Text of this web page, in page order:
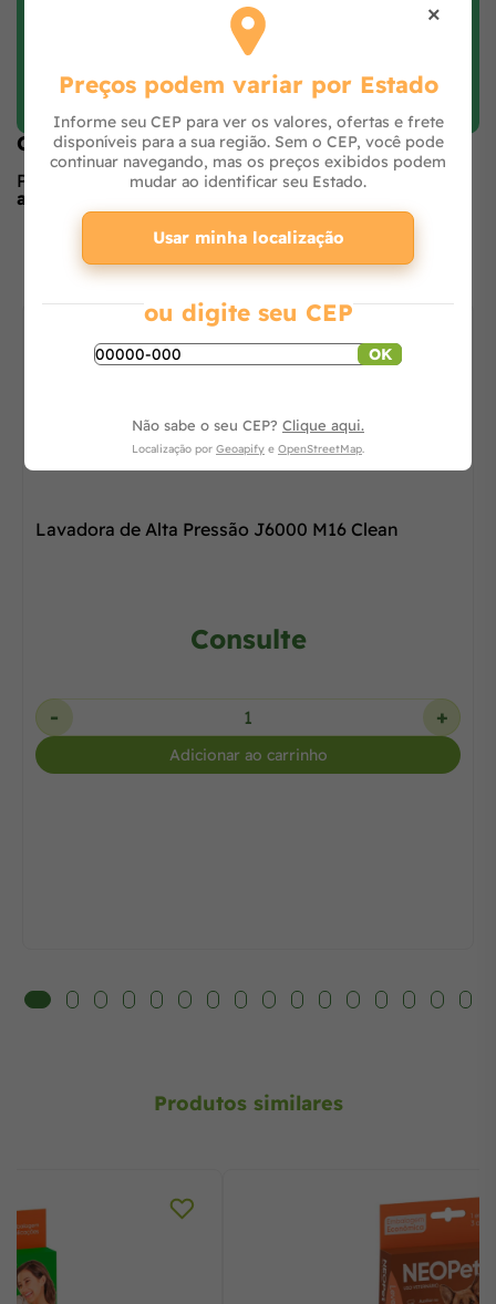
Faça login e avalie
Opiniões de quem comprou o produto
Produto ainda sem avaliações, seja o primeiro a
avaliar
O que os outros estão vendo
Lavadora de Alta Pressão J6000 M16 Clean
Consulte
- +
Adicionar ao carrinho
Produtos similares
×
Preços podem variar por Estado
Informe seu CEP para ver os valores, ofertas e frete
disponíveis para a sua região. Sem o CEP, você pode
continuar navegando, mas os preços exibidos podem
mudar ao identificar seu Estado.
Usar minha localização
ou digite seu CEP
OK
Não sabe o seu CEP? Clique aqui.
Localização por Geoapify e OpenStreetMap